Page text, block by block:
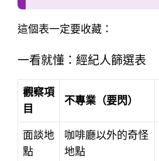
這個表一定要收藏：
一看就懂：經紀人篩選表
觀察項
目
不專業（要閃）
面談地
點
咖啡廳以外的奇怪
地點